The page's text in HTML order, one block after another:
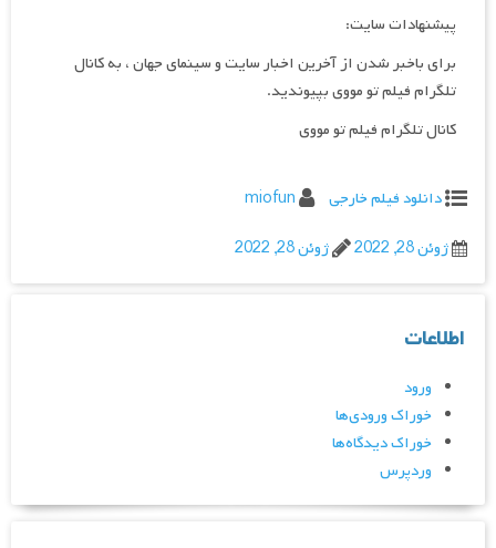
پیشنهادات سایت:
برای باخبر شدن از آخرین اخبار سایت و سینمای جهان ، به کانال
تلگرام فیلم تو مووی بپیوندید.
کانال تلگرام فیلم تو مووی
دانلود فیلم خارجی
miofun
ژوئن 28, 2022
ژوئن 28, 2022
اطلاعات
ورود
خوراک ورودی‌ها
خوراک دیدگاه‌ها
وردپرس